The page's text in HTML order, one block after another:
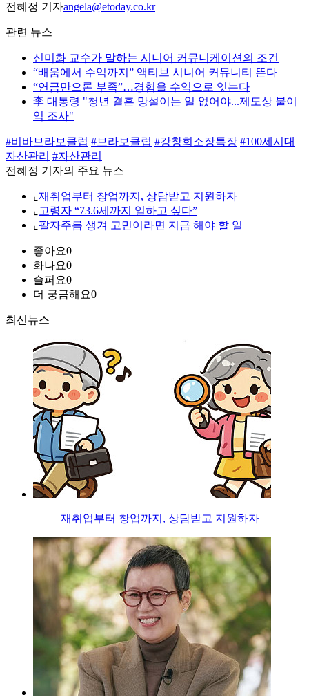
전혜정 기자angela@etoday.co.kr
관련 뉴스
신미화 교수가 말하는 시니어 커뮤니케이션의 조건
“배움에서 수익까지” 액티브 시니어 커뮤니티 뜬다
“연금만으론 부족”…경험을 수익으로 잇는다
李 대통령 "청년 결혼 망설이는 일 없어야...제도상 불이
익 조사"
#비바브라보클럽 #브라보클럽 #강창희소장특장 #100세시대
자산관리 #자산관리
전혜정 기자의 주요 뉴스
⌞ 재취업부터 창업까지, 상담받고 지원하자
⌞ 고령자 “73.6세까지 일하고 싶다”
⌞ 팔자주름 생겨 고민이라면 지금 해야 할 일
좋아요0
화나요0
슬퍼요0
더 궁금해요0
최신뉴스
재취업부터 창업까지, 상담받고 지원하자